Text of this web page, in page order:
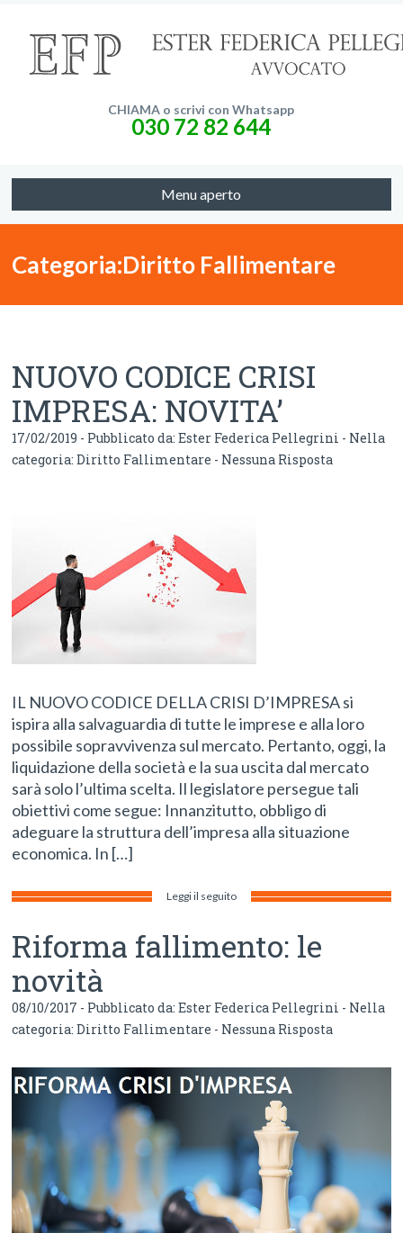
CHIAMA o scrivi con Whatsapp
030 72 82 644
Menu aperto
Categoria:Diritto Fallimentare
NUOVO CODICE CRISI
IMPRESA: NOVITA’
17/02/2019 - Pubblicato da:Ester Federica Pellegrini - Nella
categoria:Diritto Fallimentare - Nessuna Risposta
IL NUOVO CODICE DELLA CRISI D’IMPRESA si
ispira alla salvaguardia di tutte le imprese e alla loro
possibile sopravvivenza sul mercato. Pertanto, oggi, la
liquidazione della società e la sua uscita dal mercato
sarà solo l’ultima scelta. Il legislatore persegue tali
obiettivi come segue: Innanzitutto, obbligo di
adeguare la struttura dell’impresa alla situazione
economica. In […]
Leggi il seguito
Riforma fallimento: le
novità
08/10/2017 - Pubblicato da:Ester Federica Pellegrini - Nella
categoria:Diritto Fallimentare - Nessuna Risposta